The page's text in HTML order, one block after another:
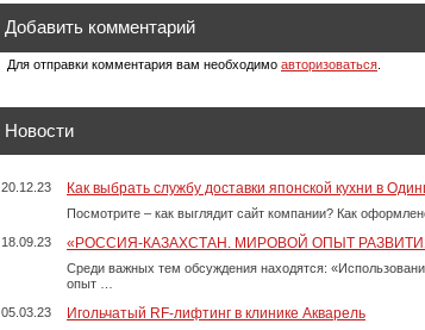
Добавить комментарий
Для отправки комментария вам необходимо авторизоваться
Новости
20.12.23 Как выбрать службу доставки японской кухни в
Посмотрите – как выглядит сайт компании? Как
18.09.23
«РОССИЯ-КАЗАХСТАН. МИРОВОЙ ОПЫТ
Среди важных тем обсуждения находятся:
опыт …
05.03.23
Игольчатый RF-лифтинг в клинике Акварель